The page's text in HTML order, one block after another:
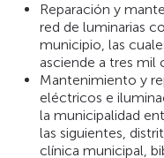
Reparación y
red de luminarias
municipio, las
asciende a tres mil
Mantenimiento y
eléctricos e
la municipalidad
las siguientes,
clínica municipal,